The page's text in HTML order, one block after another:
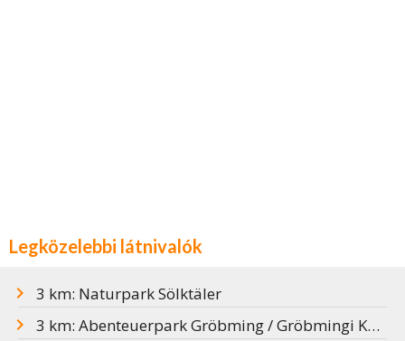
Legközelebbi látnivalók
3 km: Naturpark Sölktäler
3 km: Abenteuerpark Gröbming / Gröbmingi Kalandpark